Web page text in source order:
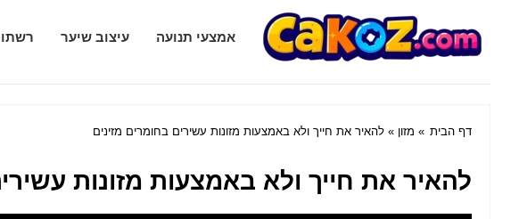
Cakoz.com אמצעי תנועה עיצוב שיער
דף הבית » מזון » להאיר את חייך ולא באמצעות מזונות עשירים בחומרים מזינים
להאיר את חייך ולא באמצעות מזונות